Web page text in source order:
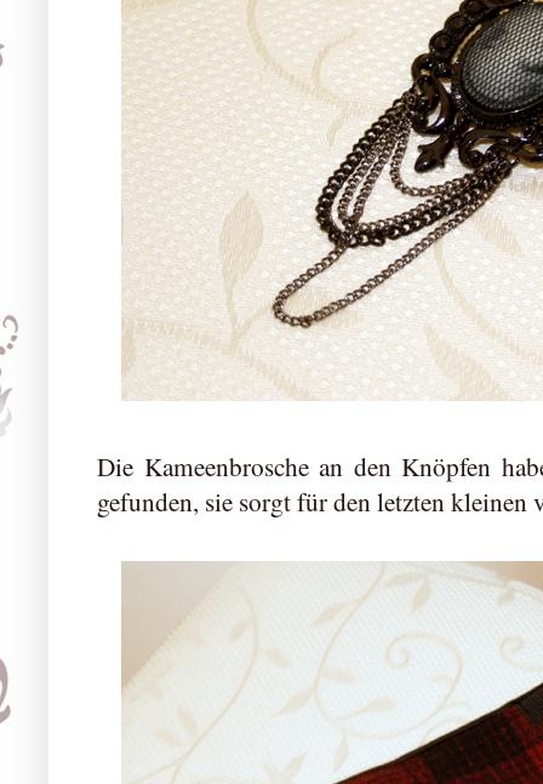
Die Kameenbrosche an den Knöpfen
gefunden, sie sorgt für den letzten